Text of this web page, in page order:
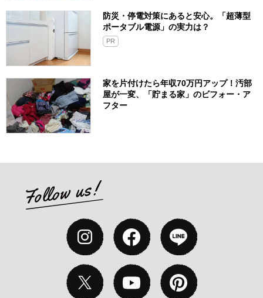
防災・停電対策にあると安心。「超薄型
ポータブル電源」の実力は？​
PR
家を片付けたら年収70万円アップ！汚部
屋が一変、「貯まる家」のビフォー・ア
フター